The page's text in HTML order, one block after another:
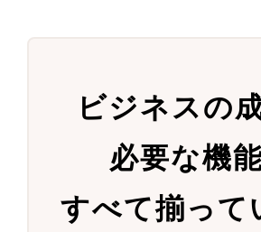
ビジネスの
必要な機
すべて揃って